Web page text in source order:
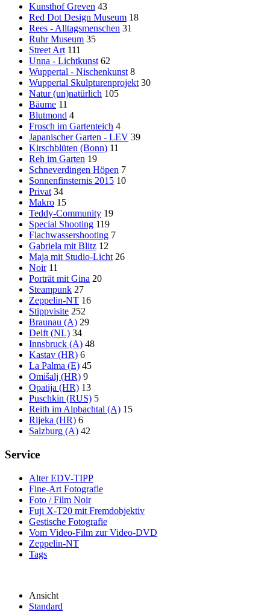
Kunsthof Greven 43
Red Dot Design Museum 18
Rees - Alltagsmenschen 31
Ruhr Museum 35
Street Art 111
Unna - Lichtkunst 62
Wuppertal - Nischenkunst 8
Wuppertal Skulpturenprojekt 30
Natur (un)natürlich 105
Bäume 11
Blutmond 4
Frosch im Gartenteich 4
Japanischer Garten - LEV 39
Kirschblüten (Bonn) 11
Reh im Garten 19
Schneverdingen Höpen 7
Sonnenfinsternis 2015 10
Privat 34
Makro 15
Teddy-Community 19
Special Shooting 119
Flachwassershooting 7
Gabriela mit Blitz 12
Maja mit Studio-Licht 26
Noir 11
Porträt mit Gina 20
Steampunk 27
Zeppelin-NT 16
Stippvisite 252
Braunau (A) 29
Delft (NL) 34
Innsbruck (A) 48
Kastav (HR) 6
La Palma (E) 45
Omišalj (HR) 9
Opatija (HR) 13
Puschkin (RUS) 5
Reith im Alpbachtal (A) 15
Rijeka (HR) 6
Salzburg (A) 42
Service
Alter EDV-TIPP
Fine-Art Fotografie
Foto / Film Noir
Fuji X-T20 mit Fremdobjektiv
Gestische Fotografie
Vom Video-Film zur Video-DVD
Zeppelin-NT
Tags
Ansicht
Standard